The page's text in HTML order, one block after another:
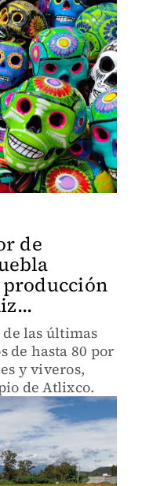
de
las últimas
de hasta 80 por
y viveros,
de Atlixco.